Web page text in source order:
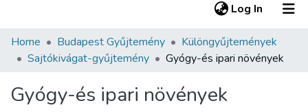
Log In (current)
Communities & Collections
Statistics
Home Budapest Gyűjtemény
Különgyűjtemények
Sajtókivágat-gyűjtemény
Gyógy-és ipari növények
Gyógy-és ipari növények